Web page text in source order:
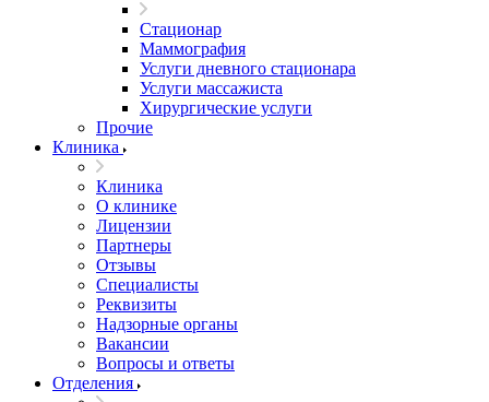
Стационар
Маммография
Услуги дневного стационара
Услуги массажиста
Хирургические услуги
Прочие
Клиника
Клиника
О клинике
Лицензии
Партнеры
Отзывы
Специалисты
Реквизиты
Надзорные органы
Вакансии
Вопросы и ответы
Отделения